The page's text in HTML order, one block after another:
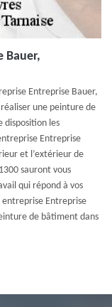
Bauer,
Entreprise Bauer,
une peinture de
les
Entreprise
et l’extérieur de
sauront vous
qui répond à vos
entreprise Entreprise
de bâtiment dans